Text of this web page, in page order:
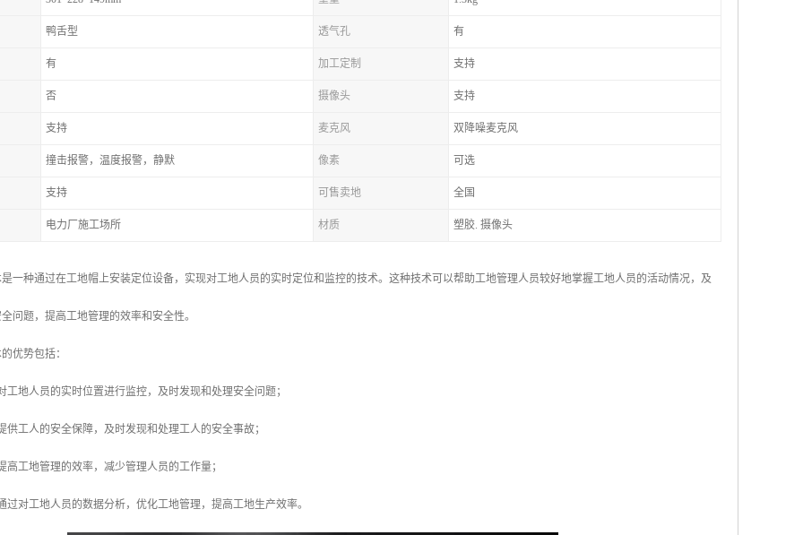
鸭舌型 透气孔 有
有 加工定制 支持
否 摄像头 支持
支持 麦克风 双降噪麦克风
撞击报警，温度报警，静默 像素 可选
支持 可售卖地 全国
电力厂施工场所 材质 塑胶. 摄像头
一种通过在工地帽上安装定位设备，实现对工地人员的实时定位和监控的技术。这种技术可以帮助工地管理人员较好地掌握工地人员的活动情况，及
问题，提高工地管理的效率和安全性。
优势包括：
工地人员的实时位置进行监控，及时发现和处理安全问题；
供工人的安全保障，及时发现和处理工人的安全事故；
高工地管理的效率，减少管理人员的工作量；
过对工地人员的数据分析，优化工地管理，提高工地生产效率。